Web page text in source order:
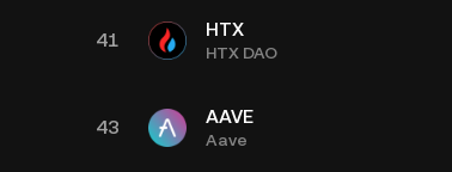
41 HTX
HTX DAO
43 AAVE
Aave